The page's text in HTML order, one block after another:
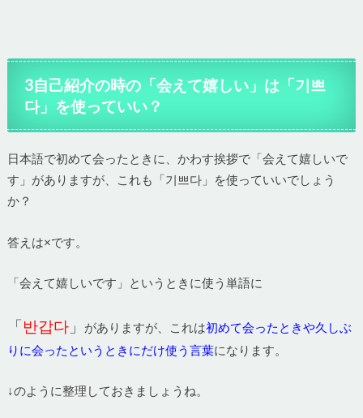
3自己紹介の時の「会えて嬉しい」は「기쁘
다」を使っていい？
日本語で初めて会ったときに、かわす挨拶で「会えて嬉しいで
す」がありますが、これも「기쁘다」を使っていいでしょう
か？
答えは×です。
「会えて嬉しいです」というときに使う単語に
「반갑다」 がありますが、これは初めて会ったときや久しぶ
りに会ったというときにだけ使う言葉になります。
↓のように整理しておきましょうね。